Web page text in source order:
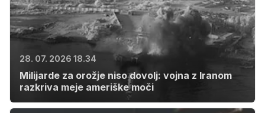
28. 07. 2026 18.34
Milijarde za orožje niso dovolj: vojna z Iranom
razkriva meje ameriške moči